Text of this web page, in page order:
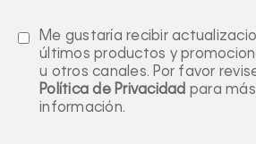
Me gustaría recibir
últimos productos y
u otros canales. Por favor
Política de Privacidad para más
información.